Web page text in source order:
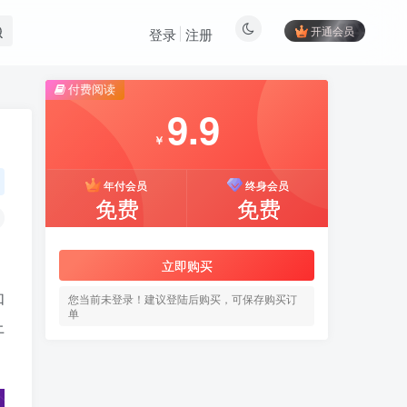
开通会员
登录 注册
付费阅读
￥ 9.9
年付会员
免费
终身会员
免费
立即购买
您当前未登录！建议登陆后购买，可保存购买订
单